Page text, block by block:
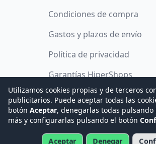
Condiciones de compra
Gastos y plazos de envío
Política de privacidad
Garantías HiperShops
Política de cookies
© 2008 -2026Hogar Digital e Inmótica
Utilizamos cookies propias y de terceros
publicitarios. Puede aceptar todas las
botón Aceptar, denegarlas todas pulsando
más y configurarlas pulsando el botón
Aceptar Denegar